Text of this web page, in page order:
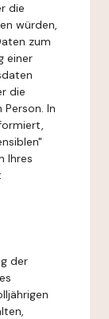
die
würden,
zum
einer
die
In
Ihres
der